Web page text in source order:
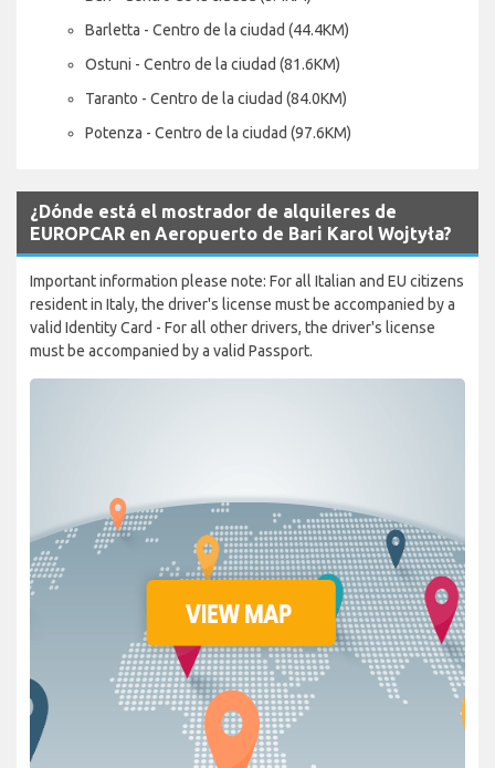
Barletta - Centro de la ciudad (44.4KM)
Ostuni - Centro de la ciudad (81.6KM)
Taranto - Centro de la ciudad (84.0KM)
Potenza - Centro de la ciudad (97.6KM)
¿Dónde está el mostrador de alquileres de
EUROPCAR en Aeropuerto de Bari Karol Wojtyła?
Important information please note: For all Italian and EU citizens
resident in Italy, the driver's license must be accompanied by a
valid Identity Card - For all other drivers, the driver's license
must be accompanied by a valid Passport.